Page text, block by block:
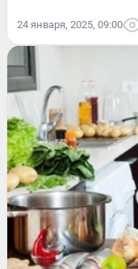
24 января, 2025, 09:00